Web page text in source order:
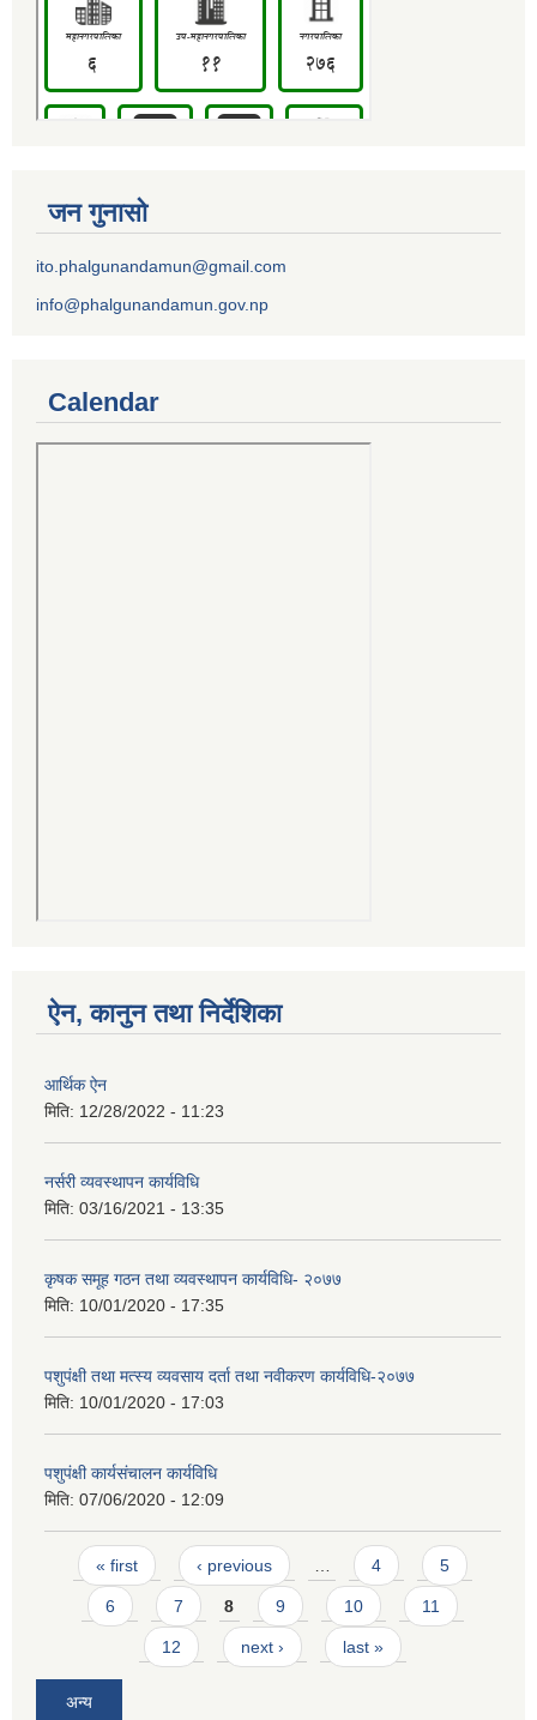
जन गुनासो
ito.phalgunandamun@gmail.com
info@phalgunandamun.gov.np
Calendar
ऐन, कानुन तथा निर्देशिका
आर्थिक ऐन
मिति: 12/28/2022 - 11:23
नर्सरी व्यवस्थापन कार्यविधि
मिति: 03/16/2021 - 13:35
कृषक समूह गठन तथा व्यवस्थापन कार्यविधि- २०७७
मिति: 10/01/2020 - 17:35
पशुपंक्षी तथा मत्स्य व्यवसाय दर्ता तथा नवीकरण कार्यविधि-२०७७
मिति: 10/01/2020 - 17:03
पशुपंक्षी कार्यसंचालन कार्यविधि
मिति: 07/06/2020 - 12:09
Pages
« first ‹ previous 4 5
6 7 8 9 10 11
12 next › last »
अन्य